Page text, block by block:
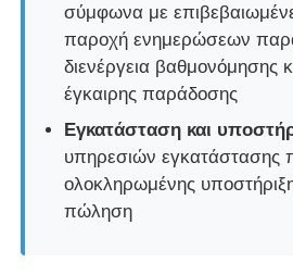
σύμφωνα με
παροχή ενημερώσεων
διενέργεια βαθμονόμησης
έγκαιρης παράδοσης
Εγκατάσταση και
υπηρεσιών εγκατάστασης
ολοκληρωμένης
πώληση